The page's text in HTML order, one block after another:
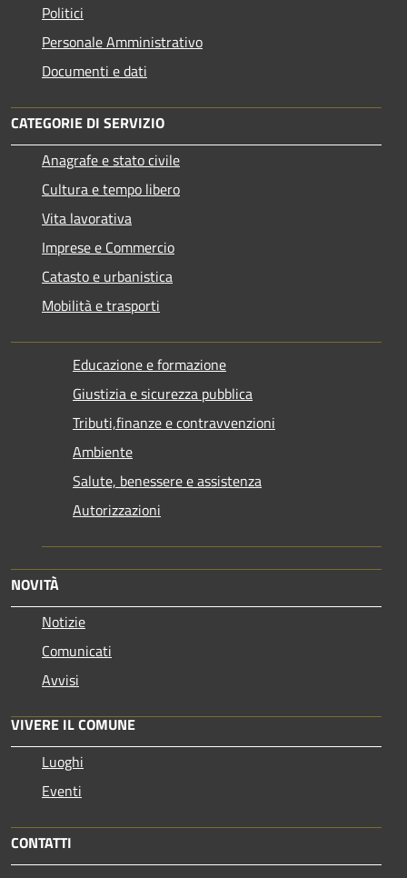
Politici
Personale Amministrativo
Documenti e dati
CATEGORIE DI SERVIZIO
Anagrafe e stato civile
Cultura e tempo libero
Vita lavorativa
Imprese e Commercio
Catasto e urbanistica
Mobilità e trasporti
Educazione e formazione
Giustizia e sicurezza pubblica
Tributi,finanze e contravvenzioni
Ambiente
Salute, benessere e assistenza
Autorizzazioni
NOVITÀ
Notizie
Comunicati
Avvisi
VIVERE IL COMUNE
Luoghi
Eventi
CONTATTI